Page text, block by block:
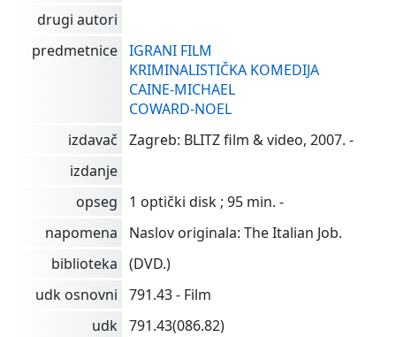
drugi autori
predmetnice IGRANI FILM
KRIMINALISTIČKA KOMEDIJA
CAINE-MICHAEL
COWARD-NOEL
izdavač
Zagreb: BLITZ film & video, 2007. -
izdanje
opseg
1 optički disk ; 95 min. -
napomena
Naslov originala: The Italian Job.
biblioteka
(DVD.)
udk osnovni
791.43 - Film
udk 791.43(086.82)